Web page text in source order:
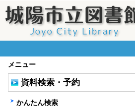
メニュー
資料検索・予約
かんたん検索